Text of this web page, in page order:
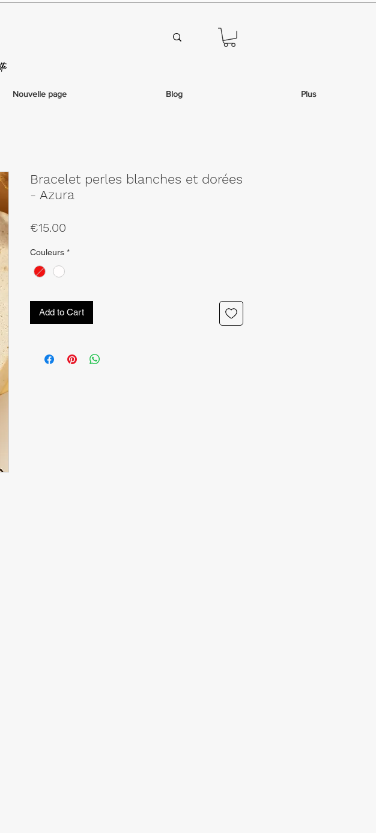
Nouvelle page Blog Plus
Bracelet perles blanches et dorées
- Azura
€15.00
Couleurs *
Add to Cart